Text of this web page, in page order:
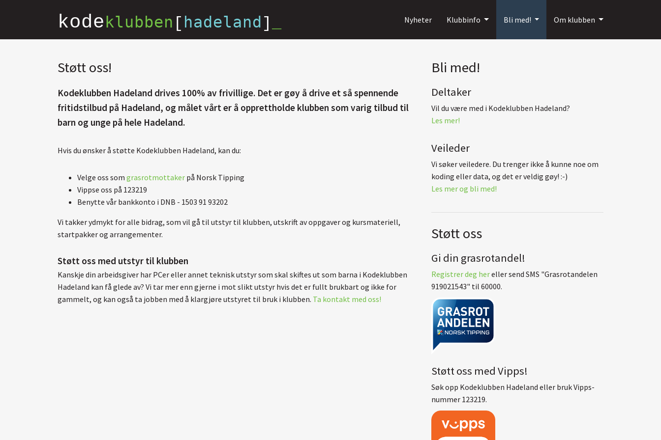
kodeklubben [ hadeland] Nyheter Klubbinfo Bli med! Om klubben
Støtt oss!
Kodeklubben Hadeland drives 100% av frivillige. Det er gøy å drive et så spennende
fritidstilbud på Hadeland, og målet vårt er å opprettholde klubben som varig tilbud til
barn og unge på hele Hadeland.
Hvis du ønsker å støtte Kodeklubben Hadeland, kan du:
Velge oss som grasrotmottaker på Norsk Tipping
Vippse oss på 123219
Benytte vår bankkonto i DNB - 1503 91 93202
Vi takker ydmykt for alle bidrag, som vil gå til utstyr til klubben, utskrift av oppgaver og kursmateriell,
startpakker og arrangementer.
Støtt oss med utstyr til klubben
Kanskje din arbeidsgiver har PCer eller annet teknisk utstyr som skal skiftes ut som barna i Kodeklubben
Hadeland kan få glede av? Vi tar mer enn gjerne i mot slikt utstyr hvis det er fullt brukbart og ikke for
gammelt, og kan også ta jobben med å klargjøre utstyret til bruk i klubben. Ta kontakt med oss!
Bli med!
Deltaker
Vil du være med i Kodeklubben Hadeland?
Les mer!
Veileder
Vi søker veiledere. Du trenger ikke å kunne noe om
koding eller data, og det er veldig gøy! :-)
Les mer og bli med!
Støtt oss
Gi din grasrotandel!
Registrer deg hereller send SMS "Grasrotandelen
919021543" til 60000.
Støtt oss med Vipps!
Søk opp Kodeklubben Hadeland eller bruk Vipps-
nummer 123219.